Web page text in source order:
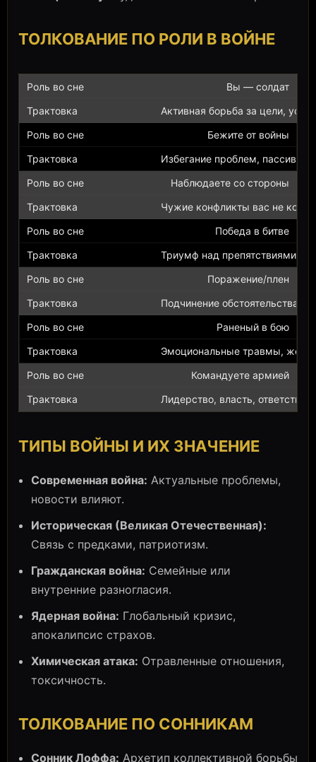
ТОЛКОВАНИЕ ПО РОЛИ В ВОЙНЕ
Вы — солдат
Активная борьба за цели,
Бежите от войны
Избегание проблем,
Наблюдаете со стороны
Чужие конфликты вас не
Победа в битве
Триумф над препятствиями.
Поражение/плен
Подчинение обстоятельствам.
Раненый в бою
Эмоциональные травмы,
Командуете армией
Лидерство, власть,
ТИПЫ ВОЙНЫ И ИХ ЗНАЧЕНИЕ
Современная война: Актуальные проблемы,
новости влияют.
Историческая (Великая Отечественная):
Связь с предками, патриотизм.
Гражданская война: Семейные или
внутренние разногласия.
Ядерная война: Глобальный кризис,
апокалипсис страхов.
Химическая атака: Отравленные отношения,
токсичность.
ТОЛКОВАНИЕ ПО СОННИКАМ
Сонник Лоффа: Архетип коллективной борьбы